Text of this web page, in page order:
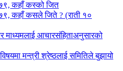
कहाँ कस्को जित
कहाँ कसले जिते ? (राती १०
माध्यमलाई आचारसंहिताअनुसारको
मन्त्री श्रेष्ठलाई समितिले बुझायो